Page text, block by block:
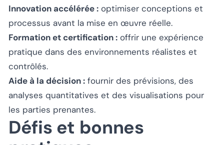
Innovation accélérée : optimiser conceptions et
processus avant la mise en œuvre réelle.
Formation et certification : offrir une expérience
pratique dans des environnements réalistes et
contrôlés.
Aide à la décision : fournir des prévisions, des
analyses quantitatives et des visualisations pour
les parties prenantes.
Défis et bonnes